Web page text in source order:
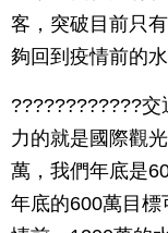
客，突破目前只
夠回到疫情前的水
????????????
力的就是國際觀
萬，我們年底是
年底的600萬目